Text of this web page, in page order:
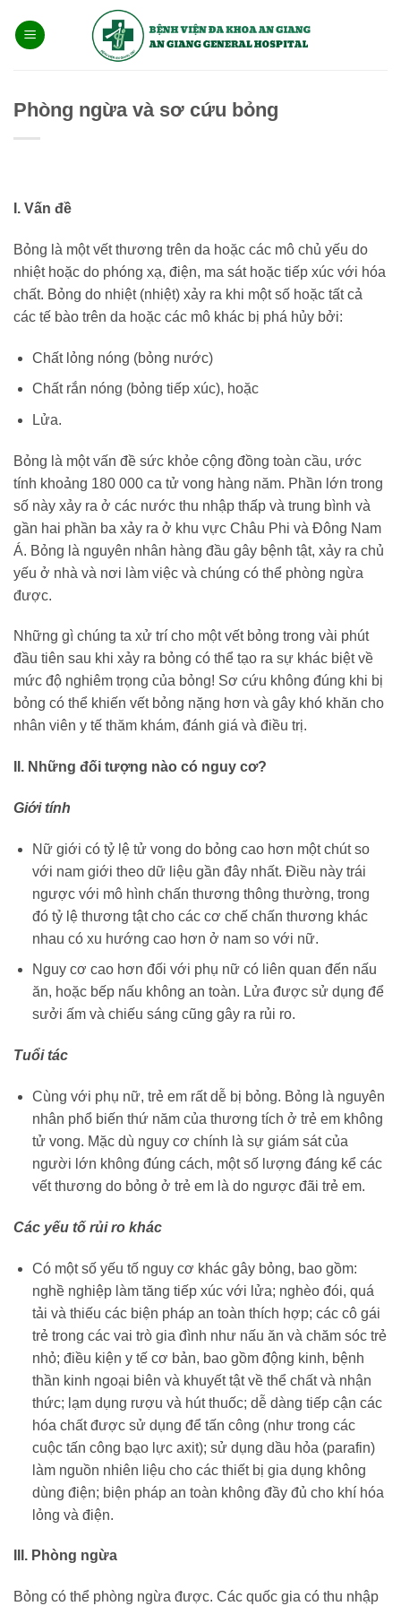
qua
Phòng ngừa và sơ cứu bỏng
I. Vấn đề
Bỏng là một vết thương trên da hoặc các mô chủ yếu do
nhiệt hoặc do phóng xạ, điện, ma sát hoặc tiếp xúc với hóa
chất. Bỏng do nhiệt (nhiệt) xảy ra khi một số hoặc tất cả
các tế bào trên da hoặc các mô khác bị phá hủy bởi:
Chất lỏng nóng (bỏng nước)
Chất rắn nóng (bỏng tiếp xúc), hoặc
Lửa.
Bỏng là một vấn đề sức khỏe cộng đồng toàn cầu, ước
tính khoảng 180 000 ca tử vong hàng năm. Phần lớn trong
số này xảy ra ở các nước thu nhập thấp và trung bình và
gần hai phần ba xảy ra ở khu vực Châu Phi và Đông Nam
Á. Bỏng là nguyên nhân hàng đầu gây bệnh tật, xảy ra chủ
yếu ở nhà và nơi làm việc và chúng có thể phòng ngừa
được.
Những gì chúng ta xử trí cho một vết bỏng trong vài phút
đầu tiên sau khi xảy ra bỏng có thể tạo ra sự khác biệt về
mức độ nghiêm trọng của bỏng! Sơ cứu không đúng khi bị
bỏng có thể khiến vết bỏng nặng hơn và gây khó khăn cho
nhân viên y tế thăm khám, đánh giá và điều trị.
II. Những đối tượng nào có nguy cơ?
Giới tính
Nữ giới có tỷ lệ tử vong do bỏng cao hơn một chút so
với nam giới theo dữ liệu gần đây nhất. Điều này trái
ngược với mô hình chấn thương thông thường, trong
đó tỷ lệ thương tật cho các cơ chế chấn thương khác
nhau có xu hướng cao hơn ở nam so với nữ.
Nguy cơ cao hơn đối với phụ nữ có liên quan đến nấu
ăn, hoặc bếp nấu không an toàn. Lửa được sử dụng để
sưởi ấm và chiếu sáng cũng gây ra rủi ro.
Tuổi tác
Cùng với phụ nữ, trẻ em rất dễ bị bỏng. Bỏng là nguyên
nhân phổ biến thứ năm của thương tích ở trẻ em không
tử vong. Mặc dù nguy cơ chính là sự giám sát của
người lớn không đúng cách, một số lượng đáng kể các
vết thương do bỏng ở trẻ em là do ngược đãi trẻ em.
Các yếu tố rủi ro khác
Có một số yếu tố nguy cơ khác gây bỏng, bao gồm:
nghề nghiệp làm tăng tiếp xúc với lửa; nghèo đói, quá
tải và thiếu các biện pháp an toàn thích hợp; các cô gái
trẻ trong các vai trò gia đình như nấu ăn và chăm sóc trẻ
nhỏ; điều kiện y tế cơ bản, bao gồm động kinh, bệnh
thần kinh ngoại biên và khuyết tật về thể chất và nhận
thức; lạm dụng rượu và hút thuốc; dễ dàng tiếp cận các
hóa chất được sử dụng để tấn công (như trong các
cuộc tấn công bạo lực axit); sử dụng dầu hỏa (parafin)
làm nguồn nhiên liệu cho các thiết bị gia dụng không
dùng điện; biện pháp an toàn không đầy đủ cho khí hóa
lỏng và điện.
III. Phòng ngừa
Bỏng có thể phòng ngừa được. Các quốc gia có thu nhập